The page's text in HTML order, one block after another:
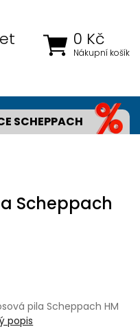
0 Kč
Nákupní košík
SCHEPPACH
Scheppach
pila Scheppach HM
popis